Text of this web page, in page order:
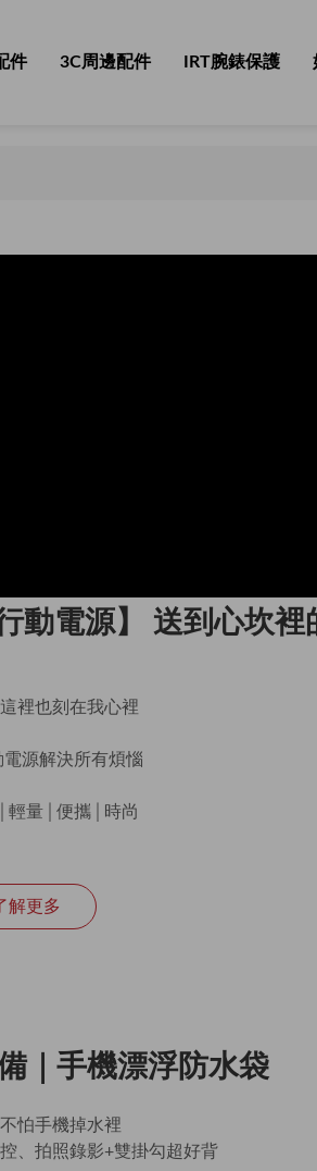
件 3C周邊配件 IRT腕錶保護
動電源】 送到心坎裡
裡也刻在我心裡
源解決所有煩惱
輕量│便攜│時尚
解更多
｜手機漂浮防水袋
怕手機掉水裡
、拍照錄影+雙掛勾超好背